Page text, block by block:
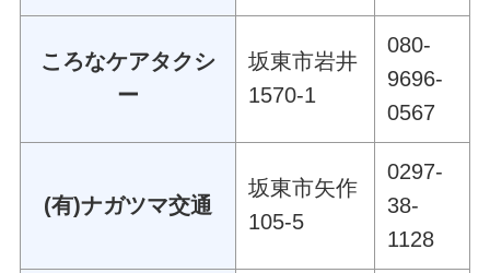
ころなケアタクシ
ー
坂東市岩井
1570-1
080-
9696-
0567
(有)ナガツマ交通
坂東市矢作
105-5
0297-
38-
1128